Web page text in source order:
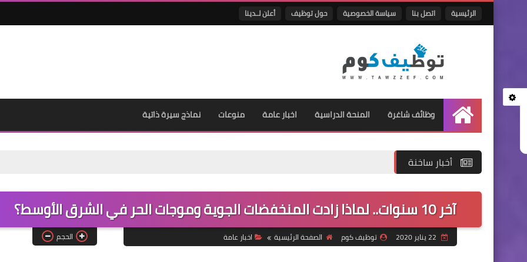
الرئيسية اتصل بنا سياسة الخصوصية حول توظيف أعلن لــدينا
الرئيسية
وظائف شاغرة المنحة الدراسية اخبار عامة منوعات نماذج سيرة ذاتية
أخبار ساخنة
آخر 10 سنوات.. لماذا زادت المنخفضات الجوية وموجات الحر في الشرق الأوسط؟
توظيف كوم الصفحة الرئيسية اخبار عامة الحجم